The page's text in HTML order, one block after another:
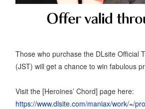
Those who purchase the DLsite Official
(JST) will get a chance to win fabulous
Visit the [Heroines’ Chord] page here:
https://www.dlsite.com/maniax/work/=/